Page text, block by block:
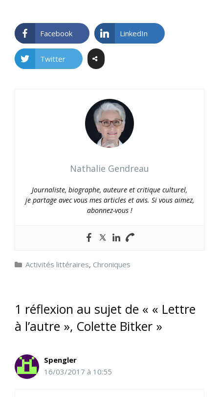
Facebook LinkedIn
Twitter
Nathalie Gendreau
Journaliste, biographe, auteure et critique culturel,
je partage avec vous mes articles et avis. Si vous aimez,
abonnez-vous !
Catégories
Activités littéraires, Chroniques
1 réflexion au sujet de « « Lettre
à l’autre », Colette Bitker »
Spengler
16/03/2017 à 10:55